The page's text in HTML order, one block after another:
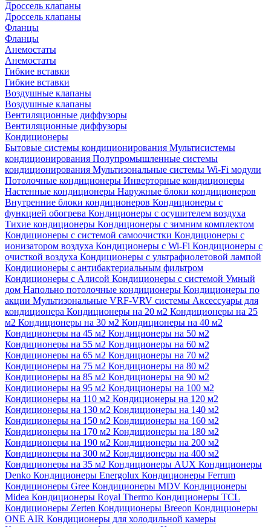
Дроссель клапаны
Дроссель клапаны
Фланцы
Фланцы
Анемостаты
Анемостаты
Гибкие вставки
Гибкие вставки
Воздушные клапаны
Воздушные клапаны
Вентиляционные диффузоры
Вентиляционные диффузоры
Кондиционеры
Бытовые системы кондиционирования Мультисистемы
кондиционирования Полупромышленные системы
кондиционирования Мультизональные системы Wi-Fi модули
Потолочные кондиционеры Инверторные кондиционеры
Настенные кондиционеры Наружные блоки кондиционеров
Внутренние блоки кондиционеров Кондиционеры с
функцией обогрева Кондиционеры с осушителем воздуха
Тихие кондиционеры Кондиционеры с зимним комплектом
Кондиционеры с системой самоочистки Кондиционеры с
ионизатором воздуха Кондиционеры с Wi-Fi Кондиционеры с
очисткой воздуха Кондиционеры с ультрафиолетовой лампой
Кондиционеры с антибактериальным фильтром
Кондиционеры с Алисой Кондиционеры с системой Умный
дом Напольно потолочные кондиционеры Кондиционеры по
акции Мультизональные VRF-VRV системы Аксессуары для
кондиционера Кондиционеры на 20 м2 Кондиционеры на 25
м2 Кондиционеры на 30 м2 Кондиционеры на 40 м2
Кондиционеры на 45 м2 Кондиционеры на 50 м2
Кондиционеры на 55 м2 Кондиционеры на 60 м2
Кондиционеры на 65 м2 Кондиционеры на 70 м2
Кондиционеры на 75 м2 Кондиционеры на 80 м2
Кондиционеры на 85 м2 Кондиционеры на 90 м2
Кондиционеры на 95 м2 Кондиционеры на 100 м2
Кондиционеры на 110 м2 Кондиционеры на 120 м2
Кондиционеры на 130 м2 Кондиционеры на 140 м2
Кондиционеры на 150 м2 Кондиционеры на 160 м2
Кондиционеры на 170 м2 Кондиционеры на 180 м2
Кондиционеры на 190 м2 Кондиционеры на 200 м2
Кондиционеры на 300 м2 Кондиционеры на 400 м2
Кондиционеры на 35 м2 Кондиционеры AUX Кондиционеры
Denko Кондиционеры Energolux Кондиционеры Ferrum
Кондиционеры Gree Кондиционеры MDV Кондиционеры
Midea Кондиционеры Royal Thermo Кондиционеры TCL
Кондиционеры Zerten Кондиционеры Breeon Кондиционеры
ONE AIR Кондиционеры для холодильной камеры